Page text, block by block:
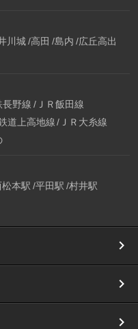
川城 高田 島内 広丘高出
長野線 ＪＲ飯田線
道上高地線
ＪＲ大糸線
松本駅 平田駅 村井駅